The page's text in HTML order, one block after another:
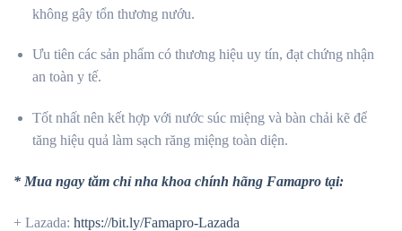
không gây tổn thương nướu.
Ưu tiên các sản phẩm có thương hiệu uy tín, đạt chứng nhận
an toàn y tế.
Tốt nhất nên kết hợp với nước súc miệng và bàn chải kẽ để
tăng hiệu quả làm sạch răng miệng toàn diện.
* Mua ngay tăm chỉ nha khoa chính hãng Famapro tại:
+ Lazada: https://bit.ly/Famapro-Lazada